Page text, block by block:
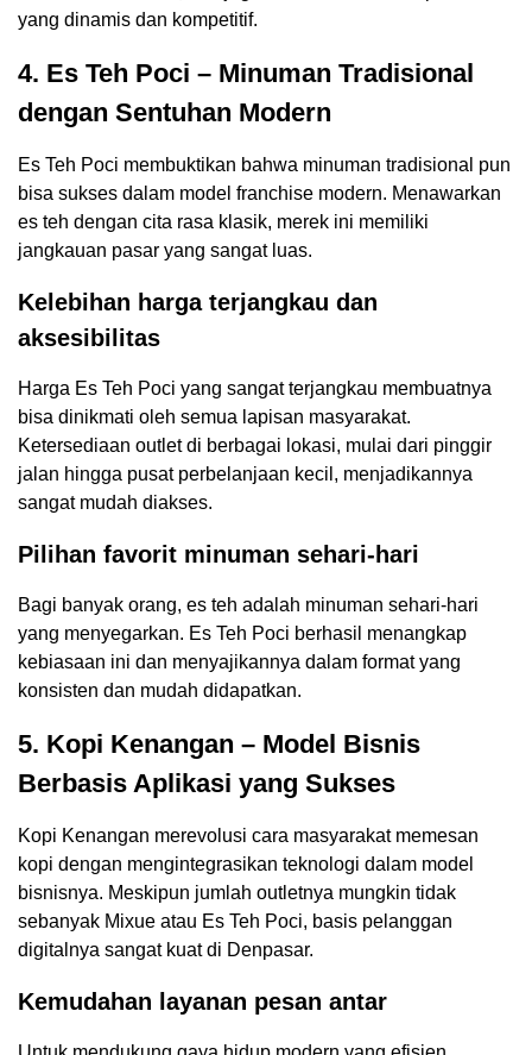
yang dinamis dan kompetitif.
4. Es Teh Poci – Minuman Tradisional
dengan Sentuhan Modern
Es Teh Poci membuktikan bahwa minuman tradisional pun
bisa sukses dalam model franchise modern. Menawarkan
es teh dengan cita rasa klasik, merek ini memiliki
jangkauan pasar yang sangat luas.
Kelebihan harga terjangkau dan
aksesibilitas
Harga Es Teh Poci yang sangat terjangkau membuatnya
bisa dinikmati oleh semua lapisan masyarakat.
Ketersediaan outlet di berbagai lokasi, mulai dari pinggir
jalan hingga pusat perbelanjaan kecil, menjadikannya
sangat mudah diakses.
Pilihan favorit minuman sehari-hari
Bagi banyak orang, es teh adalah minuman sehari-hari
yang menyegarkan. Es Teh Poci berhasil menangkap
kebiasaan ini dan menyajikannya dalam format yang
konsisten dan mudah didapatkan.
5. Kopi Kenangan – Model Bisnis
Berbasis Aplikasi yang Sukses
Kopi Kenangan merevolusi cara masyarakat memesan
kopi dengan mengintegrasikan teknologi dalam model
bisnisnya. Meskipun jumlah outletnya mungkin tidak
sebanyak Mixue atau Es Teh Poci, basis pelanggan
digitalnya sangat kuat di Denpasar.
Kemudahan layanan pesan antar